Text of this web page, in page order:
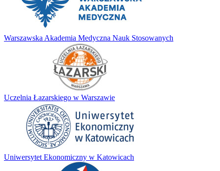
Warszawska Akademia Medyczna Nauk Stosowanych
Uczelnia Łazarskiego w Warszawie
Uniwersytet Ekonomiczny w Katowicach